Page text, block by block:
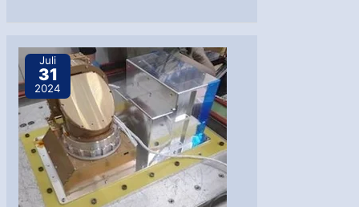
Polen
nimmt
an
Axiom-
Mission
4
teil
Juli
31
2024